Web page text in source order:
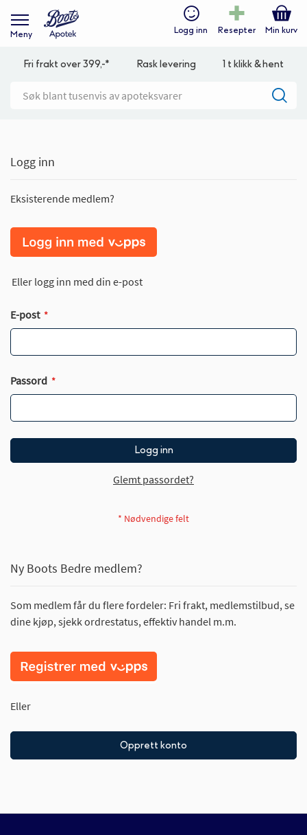
Meny Logg inn Resepter Min kurv
Fri frakt over 399,-* Rask levering 1 t klikk & hent
Logg inn
Eksisterende medlem?
Eller logg inn med din e-post
E-post
Passord
Logg inn
Glemt passordet?
Ny Boots Bedre medlem?
Som medlem får du flere fordeler: Fri frakt, medlemstilbud, se
dine kjøp, sjekk ordrestatus, effektiv handel m.m.
Eller
Opprett konto